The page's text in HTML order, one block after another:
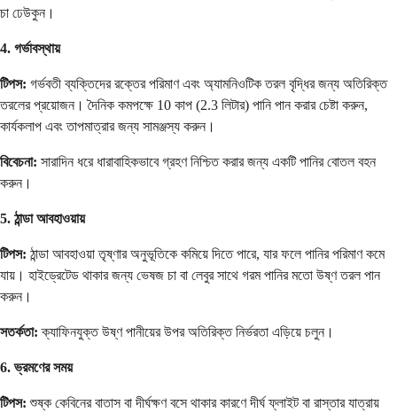
চা ঢেউকুন।
4. গর্ভাবস্থায়
টিপস: গর্ভবতী ব্যক্তিদের রক্তের পরিমাণ এবং অ্যামনিওটিক তরল বৃদ্ধির জন্য অতিরিক্ত
তরলের প্রয়োজন। দৈনিক কমপক্ষে 10 কাপ (2.3 লিটার) পানি পান করার চেষ্টা করুন,
কার্যকলাপ এবং তাপমাত্রার জন্য সামঞ্জস্য করুন।
বিবেচনা: সারাদিন ধরে ধারাবাহিকভাবে গ্রহণ নিশ্চিত করার জন্য একটি পানির বোতল বহন
করুন।
5. ঠান্ডা আবহাওয়ায়
টিপস: ঠান্ডা আবহাওয়া তৃষ্ণার অনুভূতিকে কমিয়ে দিতে পারে, যার ফলে পানির পরিমাণ কমে
যায়। হাইড্রেটেড থাকার জন্য ভেষজ চা বা লেবুর সাথে গরম পানির মতো উষ্ণ তরল পান
করুন।
সতর্কতা: ক্যাফিনযুক্ত উষ্ণ পানীয়ের উপর অতিরিক্ত নির্ভরতা এড়িয়ে চলুন।
6. ভ্রমণের সময়
টিপস: শুষ্ক কেবিনের বাতাস বা দীর্ঘক্ষণ বসে থাকার কারণে দীর্ঘ ফ্লাইট বা রাস্তার যাত্রায়